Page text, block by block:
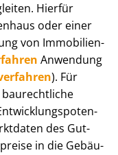
Hierfür
oder einer
von Im­mo­bi­li­en­
Anwendung
). Für
des Gut­
in die Ge­bäu­